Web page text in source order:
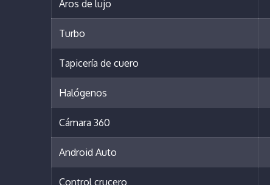
Aros de lujo
Turbo
Tapicería de cuero
Halógenos
Cámara 360
Android Auto
Control crucero